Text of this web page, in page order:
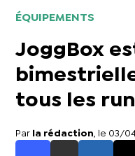
ÉQUIPEMENTS
JoggBox
tous les
Par la rédaction , le 03/